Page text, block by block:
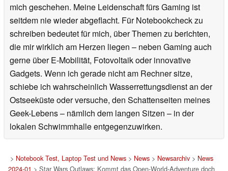
mich geschehen. Meine Leidenschaft fürs Gaming ist
seitdem nie wieder abgeflacht. Für Notebookcheck zu
schreiben bedeutet für mich, über Themen zu berichten,
die mir wirklich am Herzen liegen – neben Gaming auch
gerne über E-Mobilität, Fotovoltaik oder innovative
Gadgets. Wenn ich gerade nicht am Rechner sitze,
schiebe ich wahrscheinlich Wasserrettungsdienst an der
Ostseeküste oder versuche, den Schattenseiten meines
Geek-Lebens – nämlich dem langen Sitzen – in der
lokalen Schwimmhalle entgegenzuwirken.
> Notebook Test, Laptop Test und News> News> Newsarchiv> News
2024-01 > Star Wars Outlaws: Kommt das Open-World-Adventure doch